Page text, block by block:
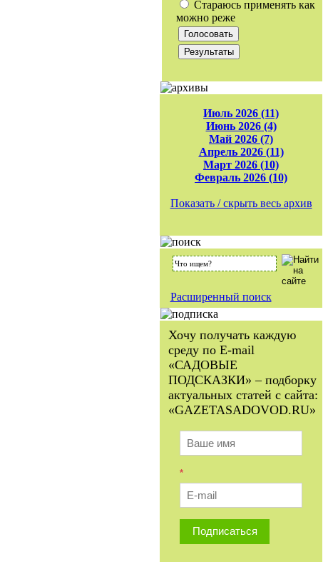
Стараюсь применять как
можно реже
Июль 2026 (11)
Июнь 2026 (4)
Май 2026 (7)
Апрель 2026 (11)
Март 2026 (10)
Февраль 2026 (10)
Показать / скрыть весь архив
Расширенный поиск
Хочу получать каждую
среду по E-mail
«САДОВЫЕ
ПОДСКАЗКИ» – подборку
актуальных статей с сайта:
«GAZETASADOVOD.RU»
*
Подписаться